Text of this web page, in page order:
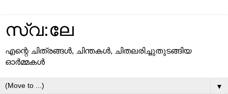
സ്വ:ലേ
എന്റെ ചിത്രങ്ങള്‍, ചിന്തകള്‍, ചിതലരിച്ചുതുടങ്ങിയ
ഓര്‍മ്മകള്‍
▼